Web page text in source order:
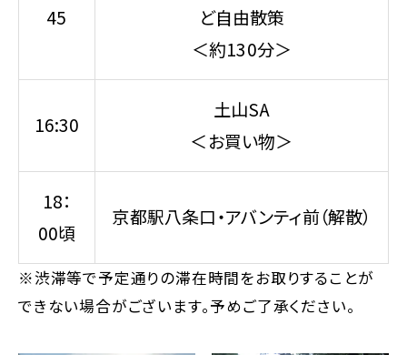
45
ど自由散策
＜約130分＞
16:30
土山SA
＜お買い物＞
18：
00頃
京都駅八条口・アバンティ前（解散）
※渋滞等で予定通りの滞在時間をお取りすることが
できない場合がございます。予めご了承ください。